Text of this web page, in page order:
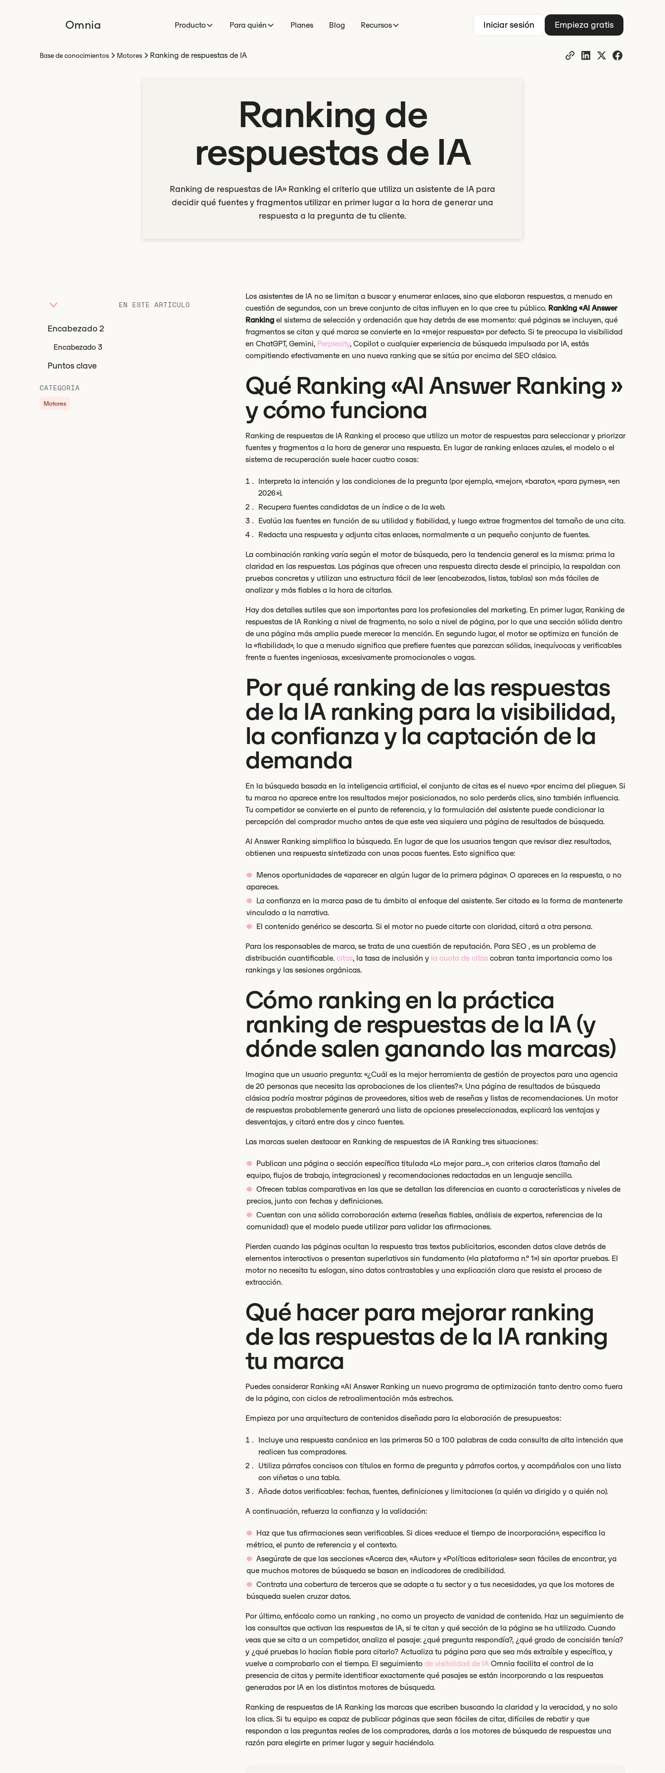
Omnia Producto Para quién Planes Blog Recursos Iniciar sesión Empieza gratis
Base de conocimientos Motores Ranking de respuestas de IA
Ranking de
respuestas de IA
Ranking de respuestas de IA» Ranking el criterio que utiliza un asistente de IA para
decidir qué fuentes y fragmentos utilizar en primer lugar a la hora de generar una
respuesta a la pregunta de tu cliente.
EN ESTE ARTÍCULO
Encabezado 2
Encabezado 3
Puntos clave
CATEGORÍA
Motores
Los asistentes de IA no se limitan a buscar y enumerar enlaces, sino que elaboran respuestas, a menudo en
cuestión de segundos, con un breve conjunto de citas influyen en lo que cree tu público. Ranking «AI Answer
Ranking el sistema de selección y ordenación que hay detrás de ese momento: qué páginas se incluyen, qué
fragmentos se citan y qué marca se convierte en la «mejor respuesta» por defecto. Si te preocupa la visibilidad
en ChatGPT, Gemini, Perplexity, Copilot o cualquier experiencia de búsqueda impulsada por IA, estás
compitiendo efectivamente en una nueva ranking que se sitúa por encima del SEO clásico.
Qué Ranking «AI Answer Ranking »
y cómo funciona
Ranking de respuestas de IA Ranking el proceso que utiliza un motor de respuestas para seleccionar y priorizar
fuentes y fragmentos a la hora de generar una respuesta. En lugar de ranking enlaces azules, el modelo o el
sistema de recuperación suele hacer cuatro cosas:
Interpreta la intención y las condiciones de la pregunta (por ejemplo, «mejor», «barato», «para pymes», «en
2026»).
Recupera fuentes candidatas de un índice o de la web.
Evalúa las fuentes en función de su utilidad y fiabilidad, y luego extrae fragmentos del tamaño de una cita.
Redacta una respuesta y adjunta citas enlaces, normalmente a un pequeño conjunto de fuentes.
La combinación ranking varía según el motor de búsqueda, pero la tendencia general es la misma: prima la
claridad en las respuestas. Las páginas que ofrecen una respuesta directa desde el principio, la respaldan con
pruebas concretas y utilizan una estructura fácil de leer (encabezados, listas, tablas) son más fáciles de
analizar y más fiables a la hora de citarlas.
Hay dos detalles sutiles que son importantes para los profesionales del marketing. En primer lugar, Ranking de
respuestas de IA Ranking a nivel de fragmento, no solo a nivel de página, por lo que una sección sólida dentro
de una página más amplia puede merecer la mención. En segundo lugar, el motor se optimiza en función de
la «fiabilidad», lo que a menudo significa que prefiere fuentes que parezcan sólidas, inequívocas y verificables
frente a fuentes ingeniosas, excesivamente promocionales o vagas.
Por qué ranking de las respuestas
de la IA ranking para la visibilidad,
la confianza y la captación de la
demanda
En la búsqueda basada en la inteligencia artificial, el conjunto de citas es el nuevo «por encima del pliegue». Si
tu marca no aparece entre los resultados mejor posicionados, no solo perderás clics, sino también influencia.
Tu competidor se convierte en el punto de referencia, y la formulación del asistente puede condicionar la
percepción del comprador mucho antes de que este vea siquiera una página de resultados de búsqueda.
AI Answer Ranking simplifica la búsqueda. En lugar de que los usuarios tengan que revisar diez resultados,
obtienen una respuesta sintetizada con unas pocas fuentes. Esto significa que:
Menos oportunidades de «aparecer en algún lugar de la primera página». O apareces en la respuesta, o no
apareces.
La confianza en la marca pasa de tu ámbito al enfoque del asistente. Ser citado es la forma de mantenerte
vinculado a la narrativa.
El contenido genérico se descarta. Si el motor no puede citarte con claridad, citará a otra persona.
Para los responsables de marca, se trata de una cuestión de reputación. Para SEO , es un problema de
distribución cuantificable. citas, la tasa de inclusión y la cuota de citas cobran tanta importancia como los
rankings y las sesiones orgánicas.
Cómo ranking en la práctica
ranking de respuestas de la IA (y
dónde salen ganando las marcas)
Imagina que un usuario pregunta: «¿Cuál es la mejor herramienta de gestión de proyectos para una agencia
de 20 personas que necesita las aprobaciones de los clientes?». Una página de resultados de búsqueda
clásica podría mostrar páginas de proveedores, sitios web de reseñas y listas de recomendaciones. Un motor
de respuestas probablemente generará una lista de opciones preseleccionadas, explicará las ventajas y
desventajas, y citará entre dos y cinco fuentes.
Las marcas suelen destacar en Ranking de respuestas de IA Ranking tres situaciones:
Publican una página o sección específica titulada «Lo mejor para...», con criterios claros (tamaño del
equipo, flujos de trabajo, integraciones) y recomendaciones redactadas en un lenguaje sencillo.
Ofrecen tablas comparativas en las que se detallan las diferencias en cuanto a características y niveles de
precios, junto con fechas y definiciones.
Cuentan con una sólida corroboración externa (reseñas fiables, análisis de expertos, referencias de la
comunidad) que el modelo puede utilizar para validar las afirmaciones.
Pierden cuando las páginas ocultan la respuesta tras textos publicitarios, esconden datos clave detrás de
elementos interactivos o presentan superlativos sin fundamento («la plataforma n.º 1») sin aportar pruebas. El
motor no necesita tu eslogan, sino datos contrastables y una explicación clara que resista el proceso de
extracción.
Qué hacer para mejorar ranking
de las respuestas de la IA ranking
tu marca
Puedes considerar Ranking «AI Answer Ranking un nuevo programa de optimización tanto dentro como fuera
de la página, con ciclos de retroalimentación más estrechos.
Empieza por una arquitectura de contenidos diseñada para la elaboración de presupuestos:
Incluye una respuesta canónica en las primeras 50 a 100 palabras de cada consulta de alta intención que
realicen tus compradores.
Utiliza párrafos concisos con títulos en forma de pregunta y párrafos cortos, y acompáñalos con una lista
con viñetas o una tabla.
Añade datos verificables: fechas, fuentes, definiciones y limitaciones (a quién va dirigido y a quién no).
A continuación, refuerza la confianza y la validación:
Haz que tus afirmaciones sean verificables. Si dices «reduce el tiempo de incorporación», especifica la
métrica, el punto de referencia y el contexto.
Asegúrate de que las secciones «Acerca de», «Autor» y «Políticas editoriales» sean fáciles de encontrar, ya
que muchos motores de búsqueda se basan en indicadores de credibilidad.
Contrata una cobertura de terceros que se adapte a tu sector y a tus necesidades, ya que los motores de
búsqueda suelen cruzar datos.
Por último, enfócalo como un ranking , no como un proyecto de vanidad de contenido. Haz un seguimiento de
las consultas que activan las respuestas de IA, si te citan y qué sección de la página se ha utilizado. Cuando
veas que se cita a un competidor, analiza el pasaje: ¿qué pregunta respondía?, ¿qué grado de concisión tenía?
y ¿qué pruebas lo hacían fiable para citarlo? Actualiza tu página para que sea más extraíble y específica, y
vuelve a comprobarlo con el tiempo. El seguimiento de visibilidad de IA Omnia facilita el control de la
presencia de citas y permite identificar exactamente qué pasajes se están incorporando a las respuestas
generadas por IA en los distintos motores de búsqueda.
Ranking de respuestas de IA Ranking las marcas que escriben buscando la claridad y la veracidad, y no solo
los clics. Si tu equipo es capaz de publicar páginas que sean fáciles de citar, difíciles de rebatir y que
respondan a las preguntas reales de los compradores, darás a los motores de búsqueda de respuestas una
razón para elegirte en primer lugar y seguir haciéndolo.